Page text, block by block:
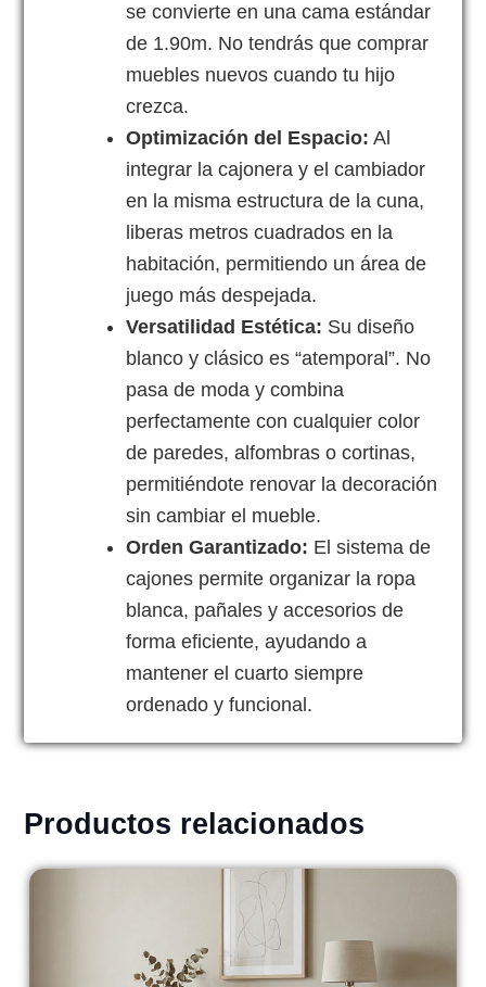
se convierte en una cama estándar
de 1.90m. No tendrás que comprar
muebles nuevos cuando tu hijo
crezca.
Optimización del Espacio: Al
integrar la cajonera y el cambiador
en la misma estructura de la cuna,
liberas metros cuadrados en la
habitación, permitiendo un área de
juego más despejada.
Versatilidad Estética: Su diseño
blanco y clásico es “atemporal”. No
pasa de moda y combina
perfectamente con cualquier color
de paredes, alfombras o cortinas,
permitiéndote renovar la decoración
sin cambiar el mueble.
Orden Garantizado: El sistema de
cajones permite organizar la ropa
blanca, pañales y accesorios de
forma eficiente, ayudando a
mantener el cuarto siempre
ordenado y funcional.
Productos relacionados